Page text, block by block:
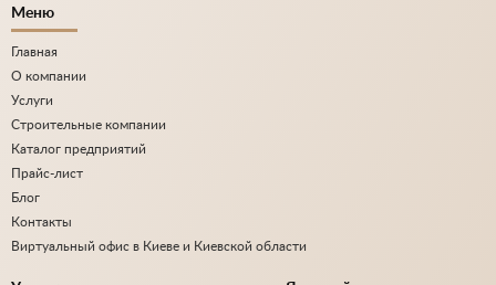
Меню
Главная
О компании
Услуги
Строительные компании
Каталог предприятий
Прайс-лист
Блог
Контакты
Виртуальный офис в Киеве и Киевской области